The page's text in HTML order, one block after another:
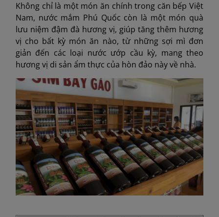
Không chỉ là một món ăn chính trong căn bếp Việt
Nam, nước mắm Phú Quốc còn là một món quà
lưu niệm đậm đà hương vị, giúp tăng thêm hương
vị cho bất kỳ món ăn nào, từ những sợi mì đơn
giản đến các loại nước ướp cầu kỳ, mang theo
hương vị di sản ẩm thực của hòn đảo này về nhà.